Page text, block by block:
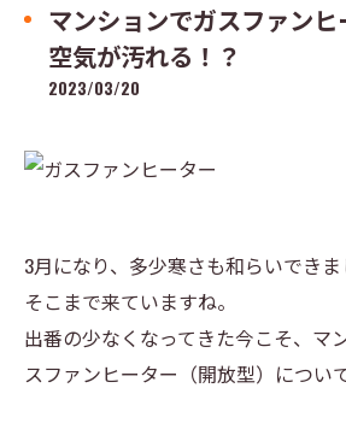
マンションでガスファン
空気が汚れる！？
2023/03/20
3月になり、多少寒さも和らいでき
そこまで来ていますね。
出番の少なくなってきた今こそ、マ
スファンヒーター（開放型）につい